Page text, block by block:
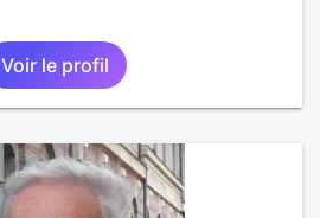
Voir le profil